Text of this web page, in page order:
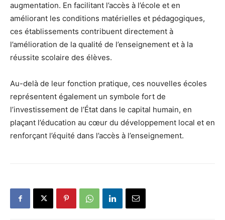
augmentation. En facilitant l’accès à l’école et en
améliorant les conditions matérielles et pédagogiques,
ces établissements contribuent directement à
l’amélioration de la qualité de l’enseignement et à la
réussite scolaire des élèves.
Au-delà de leur fonction pratique, ces nouvelles écoles
représentent également un symbole fort de
l’investissement de l’État dans le capital humain, en
plaçant l’éducation au cœur du développement local et en
renforçant l’équité dans l’accès à l’enseignement.